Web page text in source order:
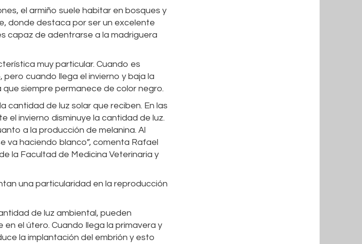
el armiño suele habitar en bosques y
donde destaca por ser un excelente
capaz de adentrarse a la madriguera
muy particular. Cuando es
cuando llega el invierno y baja la
siempre permanece de color negro.
cantidad de luz solar que reciben. En las
el invierno disminuye la cantidad de luz.
a la producción de melanina. Al
va haciendo blanco”, comenta Rafael
la Facultad de Medicina Veterinaria y
una particularidad en la reproducción
de luz ambiental, pueden
el útero. Cuando llega la primavera y
la implantación del embrión y esto